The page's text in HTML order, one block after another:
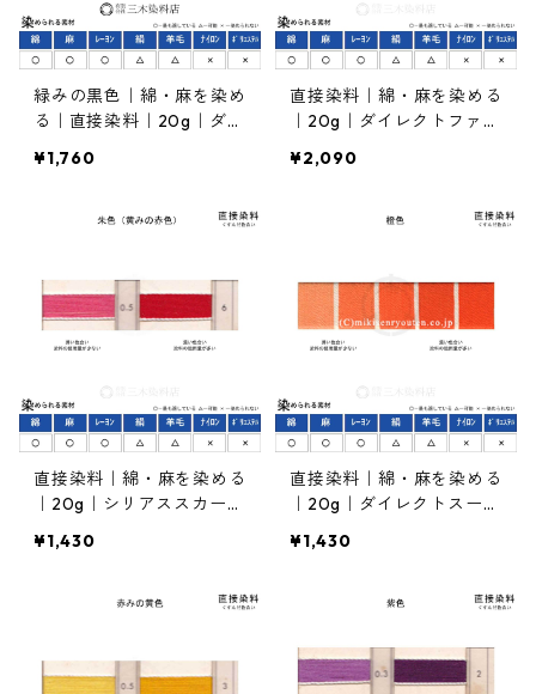
緑みの黒色｜綿・麻を染め
る｜直接染料｜20g｜ダイ
¥1,760
直接染料｜綿・麻を染める
｜20g｜ダイレクトファス
色）
¥2,090
直接染料｜綿・麻を染める
｜20g｜シリアススカーレ
¥1,430
直接染料｜綿・麻を染める
｜20g｜ダイレクトスープ
色）
¥1,430